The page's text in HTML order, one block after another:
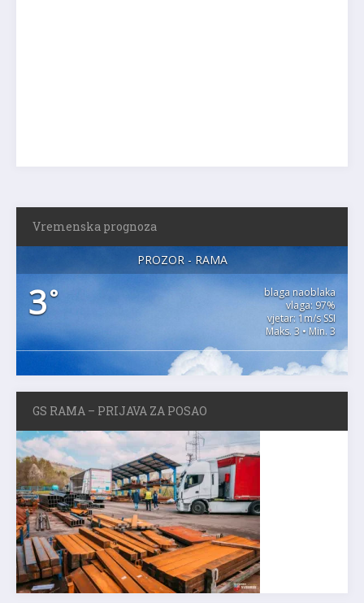
Vremenska prognoza
PROZOR - RAMA
3°
blaga naoblaka
vlaga: 97%
vjetar: 1m/s SSI
Maks. 3 • Min. 3
GS RAMA – PRIJAVA ZA POSAO